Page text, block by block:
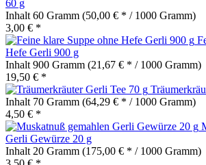
60 g
Inhalt 60 Gramm (50,00 € * / 1000 Gramm)
3,00 € *
Hefe Gerli 900 g
Inhalt 900 Gramm (21,67 € * / 1000 Gramm)
19,50 € *
Inhalt 70 Gramm (64,29 € * / 1000 Gramm)
4,50 € *
Gerli Gewürze 20 g
Inhalt 20 Gramm (175,00 € * / 1000 Gramm)